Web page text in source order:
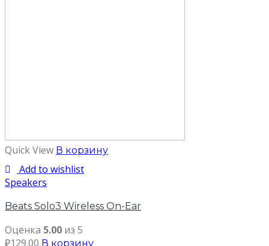
Quick View В корзину
Add to wishlist
Speakers
Beats Solo3 Wireless On-Ear
Оценка 5.00 из 5
₽129.00 В корзину